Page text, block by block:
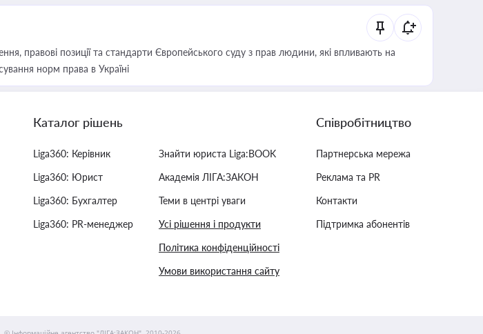
правові позиції та стандарти Європейського суду з прав людини, які впливають на
норм права в Україні
Каталог рішень
Liga360: Керівник
Liga360: Юрист
Liga360: Бухгалтер
Liga360: PR-менеджер
Знайти юриста Liga:BOOK
Академія ЛІГА:ЗАКОН
Теми в центрі уваги
Усі рішення і продукти
Політика конфіденційності
Умови використання сайту
Співробітництво
Партнерська мережа
Реклама та PR
Контакти
Підтримка абонентів